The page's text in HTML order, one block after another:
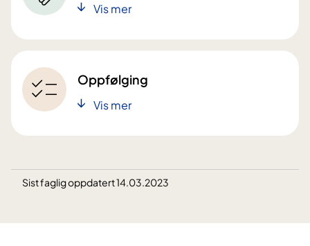
Vis mer
Oppfølging
Vis mer
Sist faglig oppdatert 14.03.2023